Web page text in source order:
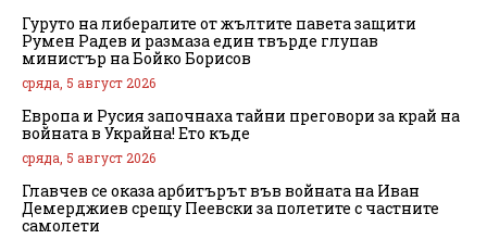
Гуруто на либералите от жълтите павета защити
Румен Радев и размаза един твърде глупав
министър на Бойко Борисов
сряда, 5 август 2026
Европа и Русия започнаха тайни преговори за край на
войната в Украйна! Ето къде
сряда, 5 август 2026
Главчев се оказа арбитърът във войната на Иван
Демерджиев срещу Пеевски за полетите с частните
самолети